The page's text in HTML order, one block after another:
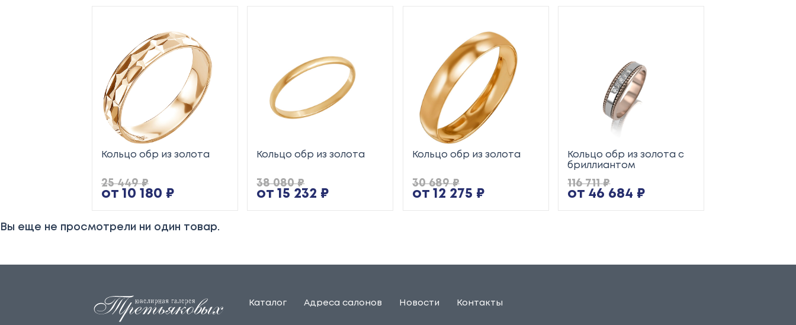
Кольцо обр из золота
от 10 180 ₽
25 449 ₽
Кольцо обр из золота
от 15 232 ₽
38 080 ₽
Кольцо обр из золота
от 12 275 ₽
30 689 ₽
Кольцо обр из золота с
бриллиантом
от 46 684 ₽
116 711 ₽
Вы еще не просмотрели ни один товар.
Каталог Адреса салонов Новости Контакты